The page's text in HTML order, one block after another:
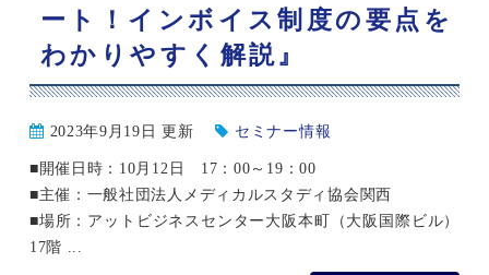
ート！インボイス制度の要点を
わかりやすく解説』
2023年9月19日 更新 セミナー情報
■開催日時：10月12日 17：00～19：00
■主催：一般社団法人メディカルスタディ協会関西
■場所：アットビジネスセンター大阪本町（大阪国際ビル）
17階 ...